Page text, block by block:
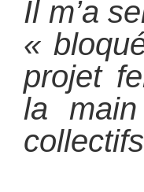
Il m’a
«
projet
la